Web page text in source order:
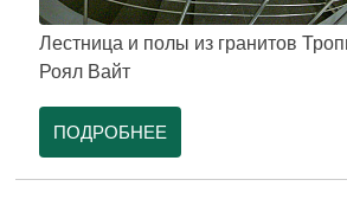
Лестница и полы из гранитов
Роял Вайт
ПОДРОБНЕЕ